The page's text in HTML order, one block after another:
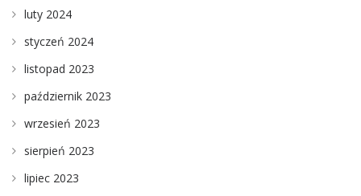
luty 2024
styczeń 2024
listopad 2023
październik 2023
wrzesień 2023
sierpień 2023
lipiec 2023